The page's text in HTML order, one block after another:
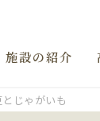
施設の紹介
じゃがいも